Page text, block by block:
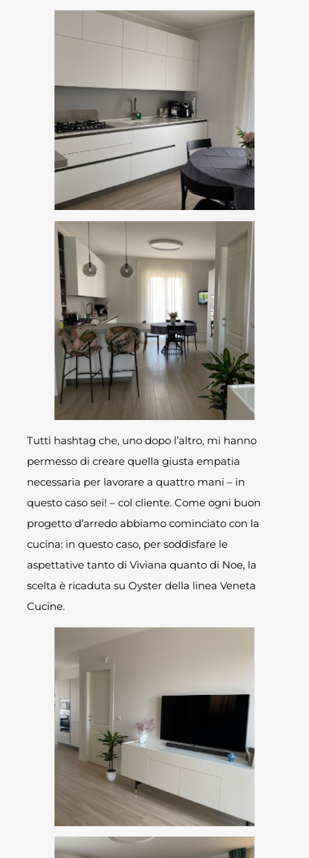
Tutti hashtag che, uno dopo l’altro, mi hanno
permesso di creare quella giusta empatia
necessaria per lavorare a quattro mani – in
questo caso sei! – col cliente. Come ogni buon
progetto d’arredo abbiamo cominciato con la
cucina: in questo caso, per soddisfare le
aspettative tanto di Viviana quanto di Noe, la
scelta è ricaduta su Oyster della linea Veneta
Cucine.